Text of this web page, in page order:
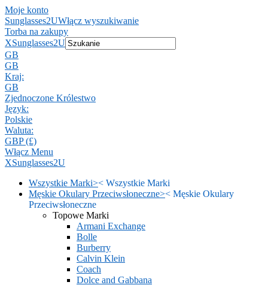
Moje konto
Sunglasses2UWłącz wyszukiwanie
Torba na zakupy
XSunglasses2U
GB
GB
Kraj:
GB
Zjednoczone Królestwo
Język:
Polskie
Waluta:
GBP (£)
Włącz Menu
XSunglasses2U
Wszystkie Marki>< Wszystkie Marki
Męskie Okulary Przeciwsłoneczne>< Męskie Okulary
Przeciwsłoneczne
Topowe Marki
Armani Exchange
Bolle
Burberry
Calvin Klein
Coach
Dolce and Gabbana